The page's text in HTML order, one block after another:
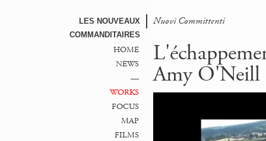
LES NOUVEAUX
COMMANDITAIRES
Nuovi Committenti
HOME
NEWS
—
WORKS
FOCUS
MAP
FILMS
Amy O'Neill